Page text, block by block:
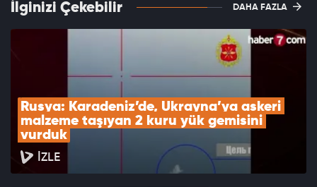
İlginizi Çekebilir DAHA FAZLA
Rusya: Karadeniz’de, Ukrayna’ya askeri
malzeme taşıyan 2 kuru yük gemisini
vurduk
İZLE